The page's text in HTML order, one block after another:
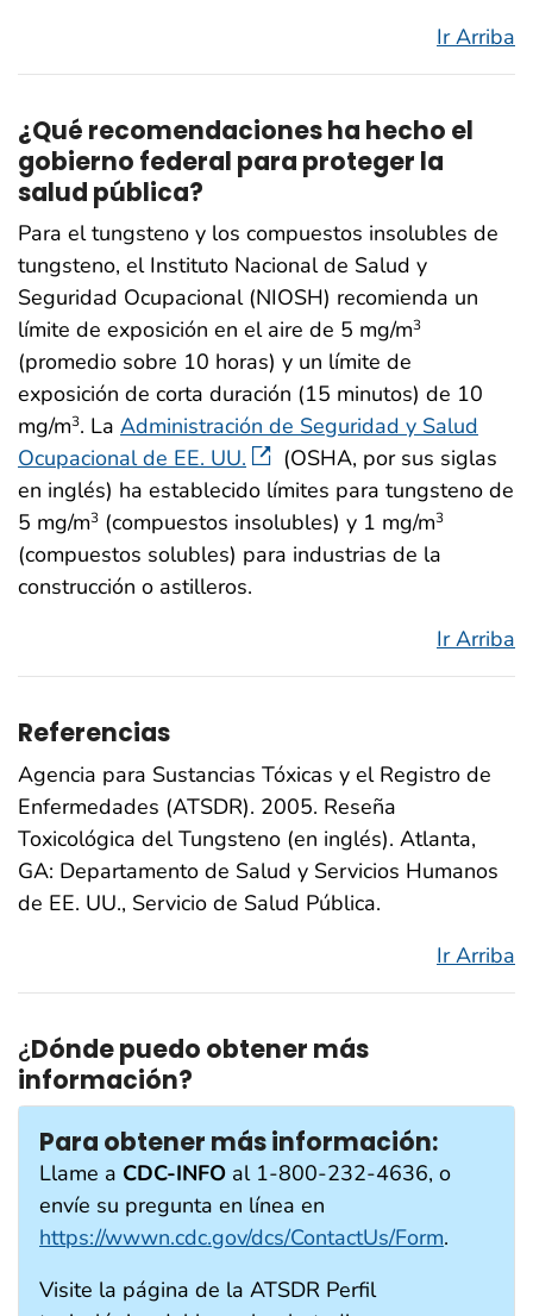
Ir Arriba
¿Qué recomendaciones ha hecho el
gobierno federal para proteger la
salud pública?
Para el tungsteno y los compuestos insolubles de
tungsteno, el Instituto Nacional de Salud y
Seguridad Ocupacional (NIOSH) recomienda un
límite de exposición en el aire de 5 mg/m3
(promedio sobre 10 horas) y un límite de
exposición de corta duración (15 minutos) de 10
mg/m3. La Administración de Seguridad y Salud
Ocupacional de EE. UU.
(OSHA, por sus siglas
en inglés) ha establecido límites para tungsteno de
5 mg/m3 (compuestos insolubles) y 1 mg/m3
(compuestos solubles) para industrias de la
construcción o astilleros.
Ir Arriba
Referencias
Agencia para Sustancias Tóxicas y el Registro de
Enfermedades (ATSDR). 2005. Reseña
Toxicológica del Tungsteno (en inglés). Atlanta,
GA: Departamento de Salud y Servicios Humanos
de EE. UU., Servicio de Salud Pública.
Ir Arriba
¿Dónde puedo obtener más
información?
Para obtener más información:
Llame a CDC-INFO al 1-800-232-4636, o
envíe su pregunta en línea en
https://wwwn.cdc.gov/dcs/ContactUs/Form.
Visite la página de la ATSDR Perfil